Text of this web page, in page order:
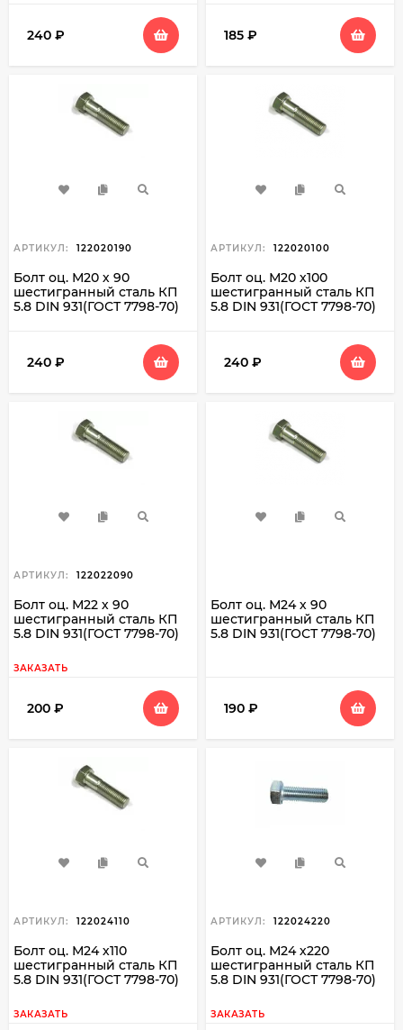
240 ₽ 185 ₽
АРТИКУЛ: 122020190
Болт оц. М20 х 90
шестигранный сталь КП
5.8 DIN 931(ГОСТ 7798-70)
240 ₽
АРТИКУЛ: 122020100
Болт оц. М20 х100
шестигранный сталь КП
5.8 DIN 931(ГОСТ 7798-70)
240 ₽
АРТИКУЛ: 122022090
Болт оц. М22 х 90
шестигранный сталь КП
5.8 DIN 931(ГОСТ 7798-70)
ЗАКАЗАТЬ
200 ₽
Болт оц. М24 х 90
шестигранный сталь КП
5.8 DIN 931(ГОСТ 7798-70)
190 ₽
АРТИКУЛ: 122024110
Болт оц. М24 х110
шестигранный сталь КП
5.8 DIN 931(ГОСТ 7798-70)
ЗАКАЗАТЬ
АРТИКУЛ: 122024220
Болт оц. М24 х220
шестигранный сталь КП
5.8 DIN 931(ГОСТ 7798-70)
ЗАКАЗАТЬ